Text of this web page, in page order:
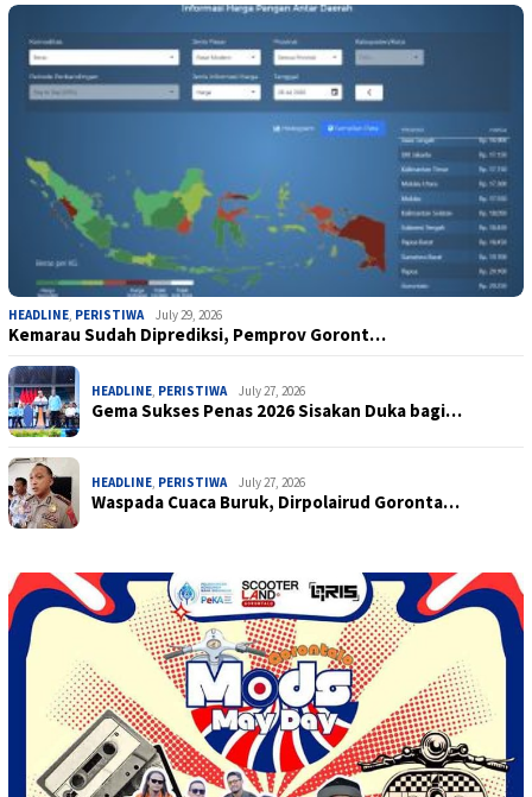
HEADLINE, PERISTIWA July 29, 2026
Kemarau Sudah Diprediksi, Pemprov Goront…
HEADLINE, PERISTIWA July 27, 2026
Gema Sukses Penas 2026 Sisakan Duka bagi…
HEADLINE, PERISTIWA July 27, 2026
Waspada Cuaca Buruk, Dirpolairud Goronta…